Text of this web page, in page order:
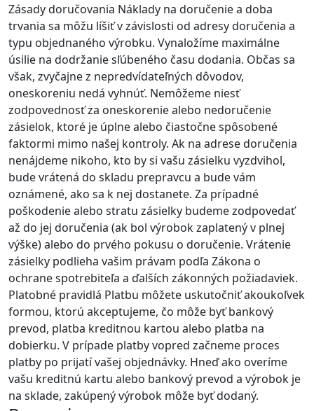
Zásady doručovania Náklady na doručenie a doba
trvania sa môžu líšiť v závislosti od adresy doručenia a
typu objednaného výrobku. Vynaložíme maximálne
úsilie na dodržanie sľúbeného času dodania. Občas sa
však, zvyčajne z nepredvídateľných dôvodov,
oneskoreniu nedá vyhnúť. Nemôžeme niesť
zodpovednosť za oneskorenie alebo nedoručenie
zásielok, ktoré je úplne alebo čiastočne spôsobené
faktormi mimo našej kontroly. Ak na adrese doručenia
nenájdeme nikoho, kto by si vašu zásielku vyzdvihol,
bude vrátená do skladu prepravcu a bude vám
oznámené, ako sa k nej dostanete. Za prípadné
poškodenie alebo stratu zásielky budeme zodpovedať
až do jej doručenia (ak bol výrobok zaplatený v plnej
výške) alebo do prvého pokusu o doručenie. Vrátenie
zásielky podlieha vašim právam podľa Zákona o
ochrane spotrebiteľa a ďalších zákonných požiadaviek.
Platobné pravidlá Platbu môžete uskutočniť akoukoľvek
formou, ktorú akceptujeme, čo môže byť bankový
prevod, platba kreditnou kartou alebo platba na
dobierku. V prípade platby vopred začneme proces
platby po prijatí vašej objednávky. Hneď ako overíme
vašu kreditnú kartu alebo bankový prevod a výrobok je
na sklade, zakúpený výrobok môže byť dodaný.